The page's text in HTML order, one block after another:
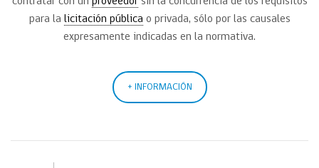
para la licitación pública o privada, sólo por las causales
expresamente indicadas en la normativa.
+ INFORMACIÓN